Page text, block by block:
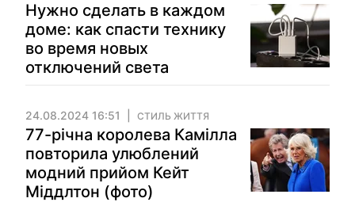
Нужно сделать в каждом
доме: как спасти технику
во время новых
отключений света
24.08.2024 16:51 СТИЛЬ ЖИТТЯ
77-річна королева Камілла
повторила улюблений
модний прийом Кейт
Міддлтон (фото)